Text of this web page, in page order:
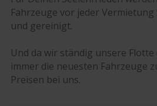
Fahrzeuge vor jeder
und gereinigt.
Und da wir ständig unsere
immer die neuesten Fahrzeuge
Preisen bei uns.